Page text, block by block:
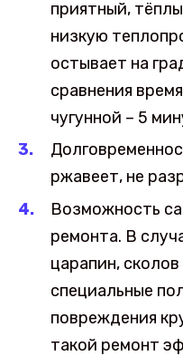
приятный,
низкую
остывает на
сравнения
чугунной – 5
ржавеет, не
Возможность
ремонта. В
царапин,
специальные
повреждения
такой ремонт